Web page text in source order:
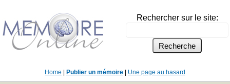
Rechercher sur le site:
Home Publier un mémoire Une page au hasard